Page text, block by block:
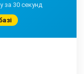
за 30 секунд